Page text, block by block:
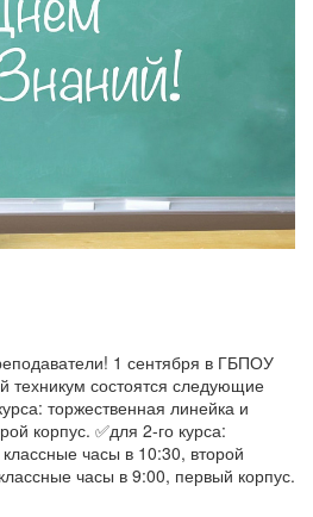
1 сентября в ГБПОУ
техникум состоятся следующие
торжественная линейка и
корпус. ✅для 2-го курса:
часы в 10:30, второй
часы в 9:00, первый корпус.